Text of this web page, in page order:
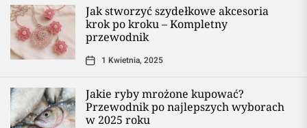
Jak stworzyć szydełkowe akcesoria
krok po kroku – Kompletny
przewodnik
1 Kwietnia, 2025
Jakie ryby mrożone kupować?
Przewodnik po najlepszych wyborach
w 2025 roku